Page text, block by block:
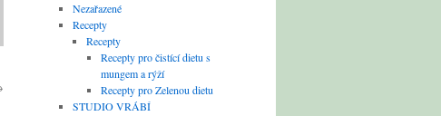
Nezařazené
Recepty
Recepty
Recepty pro čistící dietu s
mungem a rýží
Recepty pro Zelenou dietu
STUDIO VRÁBÍ